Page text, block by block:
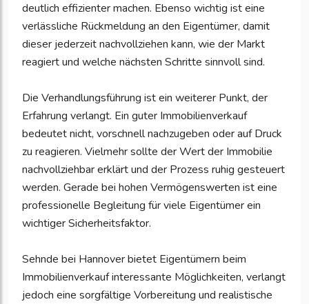
deutlich effizienter machen. Ebenso wichtig ist eine
verlässliche Rückmeldung an den Eigentümer, damit
dieser jederzeit nachvollziehen kann, wie der Markt
reagiert und welche nächsten Schritte sinnvoll sind.
Die Verhandlungsführung ist ein weiterer Punkt, der
Erfahrung verlangt. Ein guter Immobilienverkauf
bedeutet nicht, vorschnell nachzugeben oder auf Druck
zu reagieren. Vielmehr sollte der Wert der Immobilie
nachvollziehbar erklärt und der Prozess ruhig gesteuert
werden. Gerade bei hohen Vermögenswerten ist eine
professionelle Begleitung für viele Eigentümer ein
wichtiger Sicherheitsfaktor.
Sehnde bei Hannover bietet Eigentümern beim
Immobilienverkauf interessante Möglichkeiten, verlangt
jedoch eine sorgfältige Vorbereitung und realistische